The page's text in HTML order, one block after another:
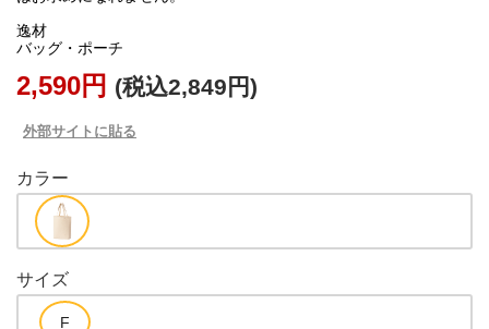
逸材
バッグ・ポーチ
2,590円 (税込2,849円)
外部サイトに貼る
カラー
サイズ